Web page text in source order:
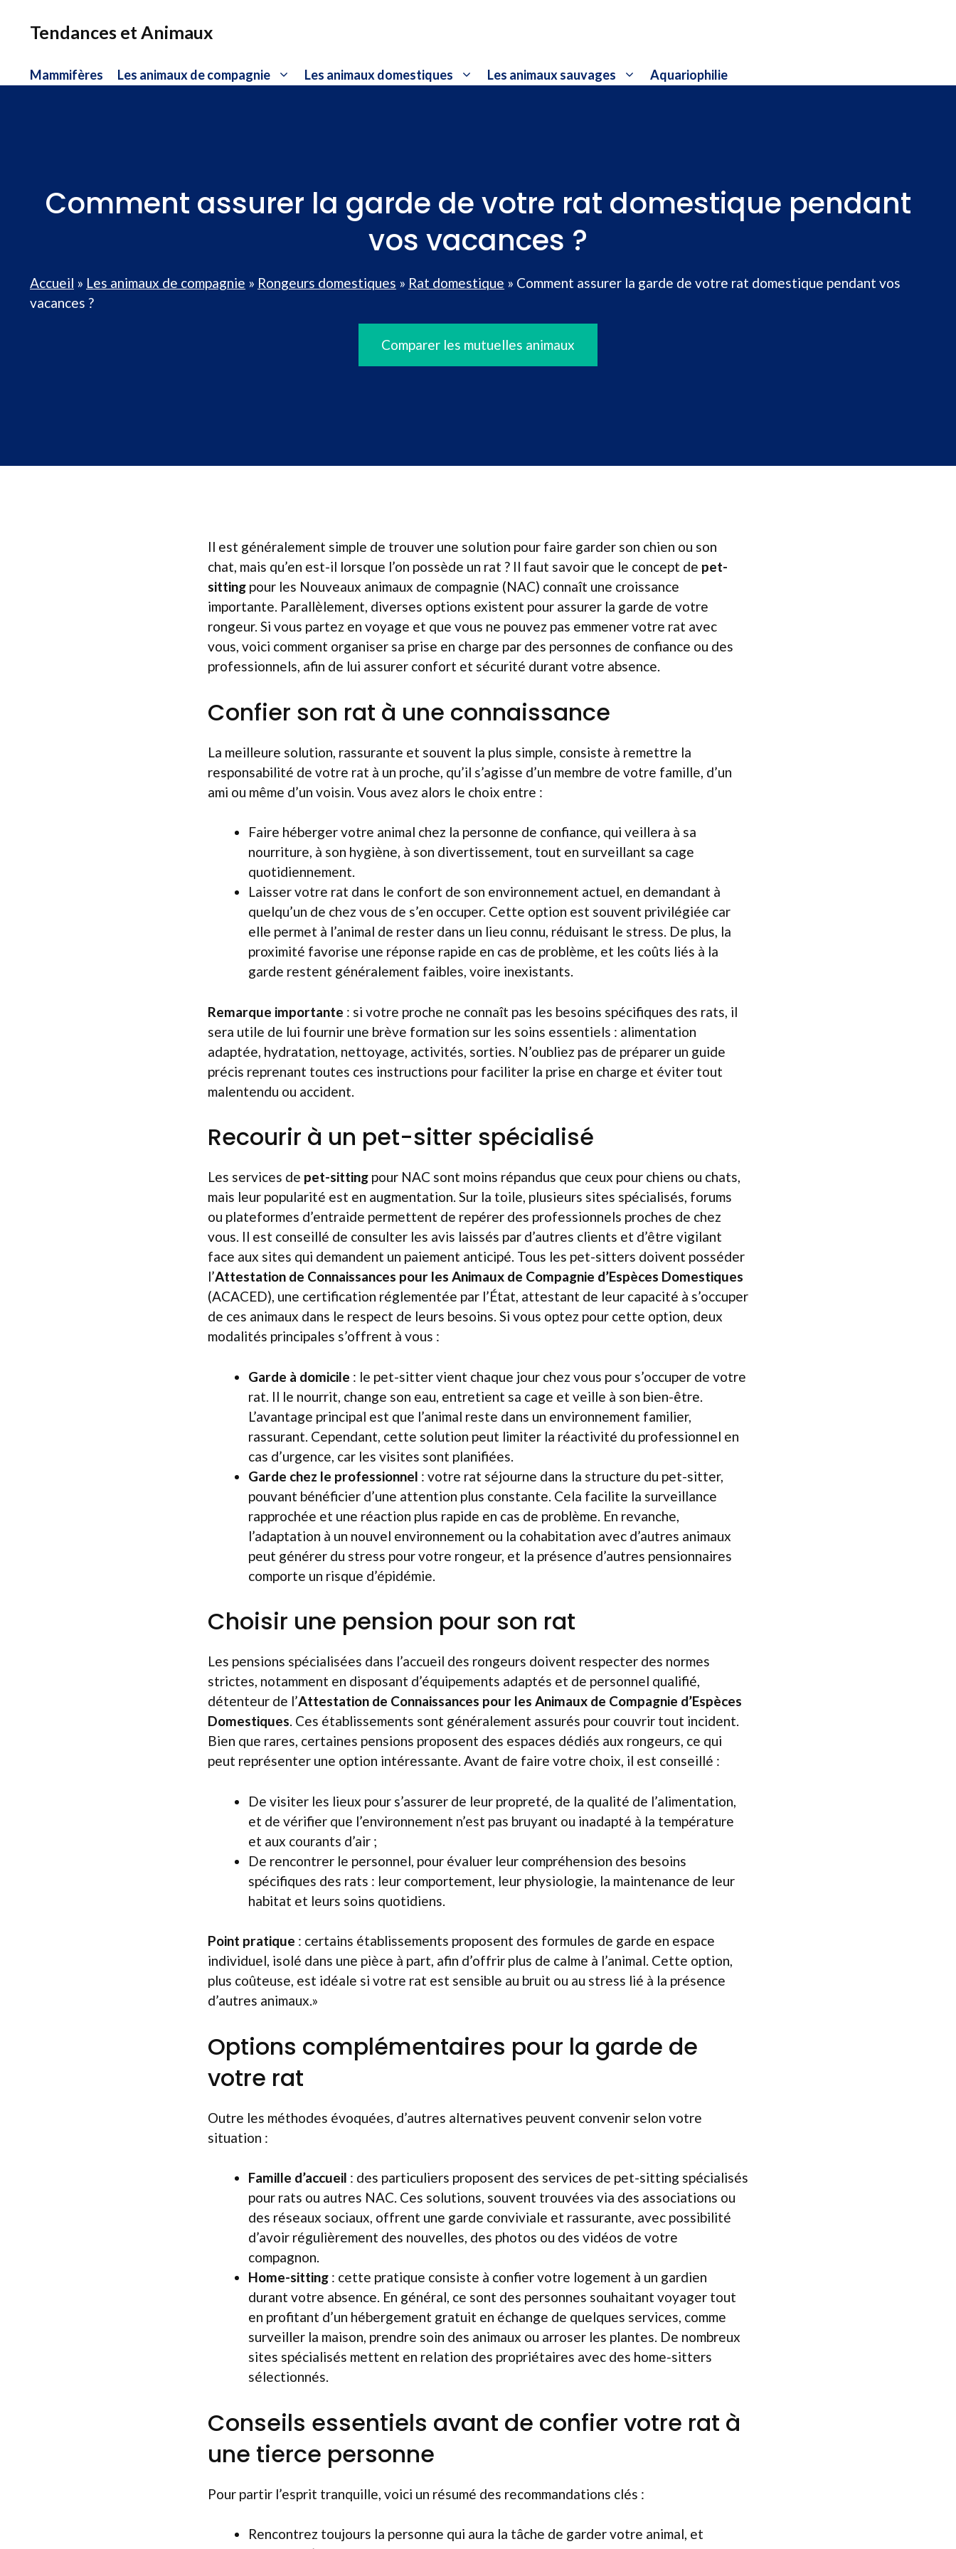
Tendances et Animaux
Mammifères Les animaux de compagnie Les animaux domestiques Les animaux sauvages Aquariophilie
Comment assurer la garde de votre rat domestique pendant
vos vacances ?
Accueil » Les animaux de compagnie » Rongeurs domestiques » Rat domestique » Comment assurer la garde de votre rat domestique pendant vos
vacances ?
Comparer les mutuelles animaux
Il est généralement simple de trouver une solution pour faire garder son chien ou son
chat, mais qu’en est-il lorsque l’on possède un rat ? Il faut savoir que le concept de pet-
sitting pour les Nouveaux animaux de compagnie (NAC) connaît une croissance
importante. Parallèlement, diverses options existent pour assurer la garde de votre
rongeur. Si vous partez en voyage et que vous ne pouvez pas emmener votre rat avec
vous, voici comment organiser sa prise en charge par des personnes de confiance ou des
professionnels, afin de lui assurer confort et sécurité durant votre absence.
Confier son rat à une connaissance
La meilleure solution, rassurante et souvent la plus simple, consiste à remettre la
responsabilité de votre rat à un proche, qu’il s’agisse d’un membre de votre famille, d’un
ami ou même d’un voisin. Vous avez alors le choix entre :
Faire héberger votre animal chez la personne de confiance, qui veillera à sa
nourriture, à son hygiène, à son divertissement, tout en surveillant sa cage
quotidiennement.
Laisser votre rat dans le confort de son environnement actuel, en demandant à
quelqu’un de chez vous de s’en occuper. Cette option est souvent privilégiée car
elle permet à l’animal de rester dans un lieu connu, réduisant le stress. De plus, la
proximité favorise une réponse rapide en cas de problème, et les coûts liés à la
garde restent généralement faibles, voire inexistants.
Remarque importante : si votre proche ne connaît pas les besoins spécifiques des rats, il
sera utile de lui fournir une brève formation sur les soins essentiels : alimentation
adaptée, hydratation, nettoyage, activités, sorties. N’oubliez pas de préparer un guide
précis reprenant toutes ces instructions pour faciliter la prise en charge et éviter tout
malentendu ou accident.
Recourir à un pet-sitter spécialisé
Les services de pet-sitting pour NAC sont moins répandus que ceux pour chiens ou chats,
mais leur popularité est en augmentation. Sur la toile, plusieurs sites spécialisés, forums
ou plateformes d’entraide permettent de repérer des professionnels proches de chez
vous. Il est conseillé de consulter les avis laissés par d’autres clients et d’être vigilant
face aux sites qui demandent un paiement anticipé. Tous les pet-sitters doivent posséder
l’Attestation de Connaissances pour les Animaux de Compagnie d’Espèces Domestiques
(ACACED), une certification réglementée par l’État, attestant de leur capacité à s’occuper
de ces animaux dans le respect de leurs besoins. Si vous optez pour cette option, deux
modalités principales s’offrent à vous :
Garde à domicile : le pet-sitter vient chaque jour chez vous pour s’occuper de votre
rat. Il le nourrit, change son eau, entretient sa cage et veille à son bien-être.
L’avantage principal est que l’animal reste dans un environnement familier,
rassurant. Cependant, cette solution peut limiter la réactivité du professionnel en
cas d’urgence, car les visites sont planifiées.
Garde chez le professionnel : votre rat séjourne dans la structure du pet-sitter,
pouvant bénéficier d’une attention plus constante. Cela facilite la surveillance
rapprochée et une réaction plus rapide en cas de problème. En revanche,
l’adaptation à un nouvel environnement ou la cohabitation avec d’autres animaux
peut générer du stress pour votre rongeur, et la présence d’autres pensionnaires
comporte un risque d’épidémie.
Choisir une pension pour son rat
Les pensions spécialisées dans l’accueil des rongeurs doivent respecter des normes
strictes, notamment en disposant d’équipements adaptés et de personnel qualifié,
détenteur de l’Attestation de Connaissances pour les Animaux de Compagnie d’Espèces
Domestiques. Ces établissements sont généralement assurés pour couvrir tout incident.
Bien que rares, certaines pensions proposent des espaces dédiés aux rongeurs, ce qui
peut représenter une option intéressante. Avant de faire votre choix, il est conseillé :
De visiter les lieux pour s’assurer de leur propreté, de la qualité de l’alimentation,
et de vérifier que l’environnement n’est pas bruyant ou inadapté à la température
et aux courants d’air ;
De rencontrer le personnel, pour évaluer leur compréhension des besoins
spécifiques des rats : leur comportement, leur physiologie, la maintenance de leur
habitat et leurs soins quotidiens.
Point pratique : certains établissements proposent des formules de garde en espace
individuel, isolé dans une pièce à part, afin d’offrir plus de calme à l’animal. Cette option,
plus coûteuse, est idéale si votre rat est sensible au bruit ou au stress lié à la présence
d’autres animaux.»
Options complémentaires pour la garde de
votre rat
Outre les méthodes évoquées, d’autres alternatives peuvent convenir selon votre
situation :
Famille d’accueil : des particuliers proposent des services de pet-sitting spécialisés
pour rats ou autres NAC. Ces solutions, souvent trouvées via des associations ou
des réseaux sociaux, offrent une garde conviviale et rassurante, avec possibilité
d’avoir régulièrement des nouvelles, des photos ou des vidéos de votre
compagnon.
Home-sitting : cette pratique consiste à confier votre logement à un gardien
durant votre absence. En général, ce sont des personnes souhaitant voyager tout
en profitant d’un hébergement gratuit en échange de quelques services, comme
surveiller la maison, prendre soin des animaux ou arroser les plantes. De nombreux
sites spécialisés mettent en relation des propriétaires avec des home-sitters
sélectionnés.
Conseils essentiels avant de confier votre rat à
une tierce personne
Pour partir l’esprit tranquille, voici un résumé des recommandations clés :
Rencontrez toujours la personne qui aura la tâche de garder votre animal, et